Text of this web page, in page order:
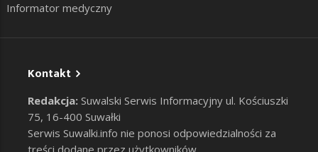
Informator medyczny
Kontakt
Redakcja: Suwalski Serwis Informacyjny ul. Kościuszki
75, 16-400 Suwałki
Serwis Suwalki.info nie ponosi odpowiedzialności za